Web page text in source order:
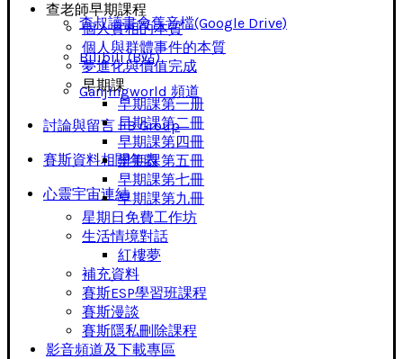
查叔讀書會舊音檔(Google Drive)
Bilibili (B站)
Ganjingworld 頻道
討論與留言 FB Group
賽斯資料相關年表
心靈宇宙連結
查老師早期課程
個人實相的本質
個人與群體事件的本質
夢進化與價值完成
早期課
早期課第一册
早期課第二冊
早期課第四冊
早期課第五冊
早期課第七冊
早期課第九冊
星期日免費工作坊
生活情境對話
紅樓夢
補充資料
賽斯ESP學習班課程
賽斯漫談
賽斯隱私刪除課程
影音頻道及下載專區